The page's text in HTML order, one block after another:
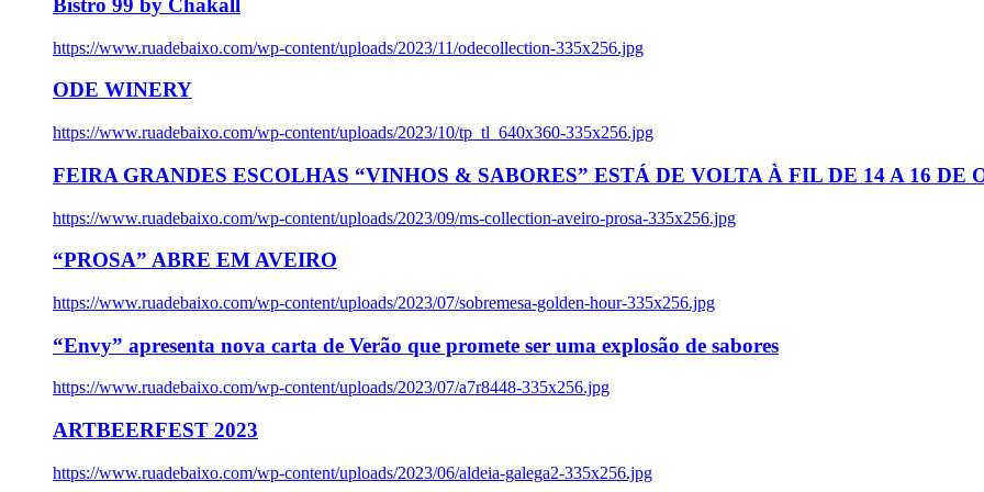
Bistro 99 by Chakall
https://www.ruadebaixo.com/wp-content/uploads/2023/11/odecollection-335x256.jpg
ODE WINERY
https://www.ruadebaixo.com/wp-content/uploads/2023/10/tp_tl_640x360-335x256.jpg
FEIRA GRANDES ESCOLHAS “VINHOS & SABORES” ESTÁ DE VOLTA À FIL DE 14 A 16 DE
https://www.ruadebaixo.com/wp-content/uploads/2023/09/ms-collection-aveiro-prosa-335x256.jpg
“PROSA” ABRE EM AVEIRO
https://www.ruadebaixo.com/wp-content/uploads/2023/07/sobremesa-golden-hour-335x256.jpg
“Envy” apresenta nova carta de Verão que promete ser uma explosão de sabores
https://www.ruadebaixo.com/wp-content/uploads/2023/07/a7r8448-335x256.jpg
ARTBEERFEST 2023
https://www.ruadebaixo.com/wp-content/uploads/2023/06/aldeia-galega2-335x256.jpg